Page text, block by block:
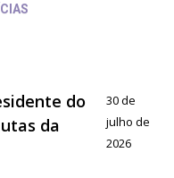
do
da
30 de
julho de
2026